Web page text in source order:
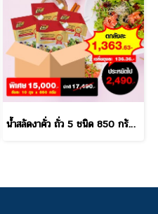
น้ำสลัดงาคั่ว ถั่ว 5 ชนิด 850 กรัม 10 ลัง แถม 1 ลัง